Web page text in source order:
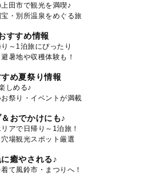
田市で観光を満喫♪
・別所温泉をめぐる旅
すすめ情報
～1泊旅にぴったり
暑地や収穫体験も！
すめ夏祭り情報
しめる♪
祭り・イベントが満載
おでかけにも♪
アで日帰り～1泊旅！
場観光スポット厳選
癒やされる♪
て風鈴市・まつりへ！